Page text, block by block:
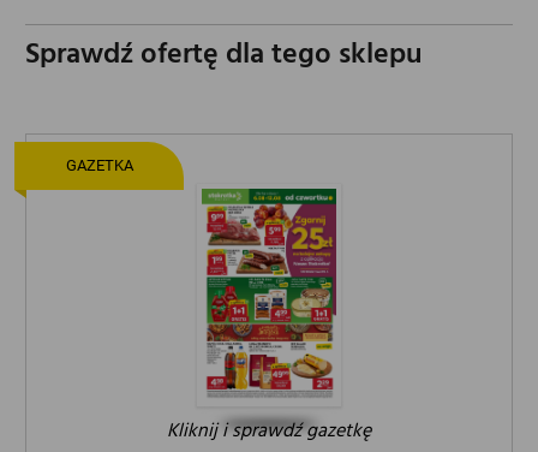
Sprawdź ofertę dla tego sklepu
Kliknij i sprawdź gazetkę
GAZETKA